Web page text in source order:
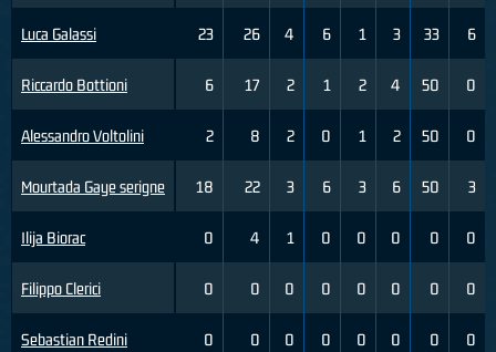
Luca Galassi
Riccardo Bottioni
Alessandro Voltolini
Mourtada Gaye serigne
Ilija Biorac
Filippo Clerici
Sebastian Redini
23 26 4 6 1 3 33 6
6 17 2 1 2 4 50 0
2 8 2 0 1 2 50 0
18 22 3 6 3 6 50 3
0 4 1 0 0 0 0 0
0 0 0 0 0 0 0 0
0 0 0 0 0 0 0 0